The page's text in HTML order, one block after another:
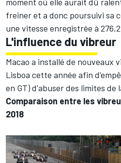
freiner et a donc poursuivi sa
une vitesse enregistrée à
L'influence du vibreur
Macao a installé de nouveaux
Lisboa cette année afin
en GT) d'abuser des limites de
Comparaison entre les
2018